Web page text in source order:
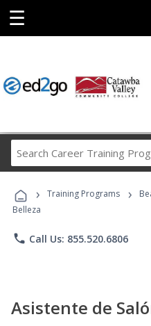
☰
› Training Programs ›
Belleza
phone Call Us: 855.520.6806
Asistente de